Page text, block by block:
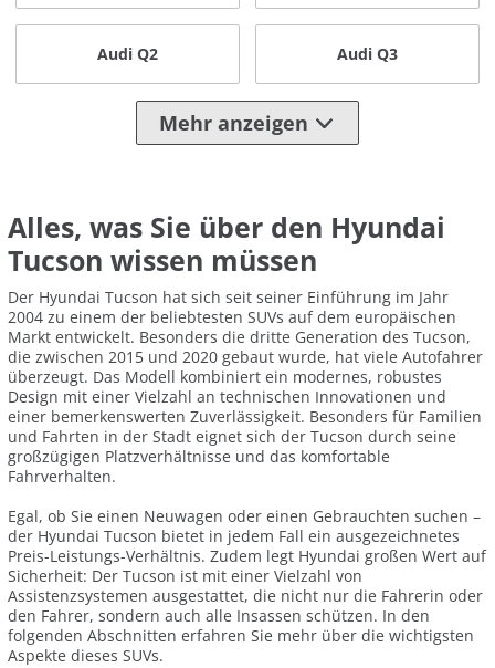
Audi Q2 Audi Q3
Mehr anzeigen
Alles, was Sie über den Hyundai
Tucson wissen müssen
Der Hyundai Tucson hat sich seit seiner Einführung im Jahr
2004 zu einem der beliebtesten SUVs auf dem europäischen
Markt entwickelt. Besonders die dritte Generation des Tucson,
die zwischen 2015 und 2020 gebaut wurde, hat viele Autofahrer
überzeugt. Das Modell kombiniert ein modernes, robustes
Design mit einer Vielzahl an technischen Innovationen und
einer bemerkenswerten Zuverlässigkeit. Besonders für Familien
und Fahrten in der Stadt eignet sich der Tucson durch seine
großzügigen Platzverhältnisse und das komfortable
Fahrverhalten.
Egal, ob Sie einen Neuwagen oder einen Gebrauchten suchen –
der Hyundai Tucson bietet in jedem Fall ein ausgezeichnetes
Preis-Leistungs-Verhältnis. Zudem legt Hyundai großen Wert auf
Sicherheit: Der Tucson ist mit einer Vielzahl von
Assistenzsystemen ausgestattet, die nicht nur die Fahrerin oder
den Fahrer, sondern auch alle Insassen schützen. In den
folgenden Abschnitten erfahren Sie mehr über die wichtigsten
Aspekte dieses SUVs.